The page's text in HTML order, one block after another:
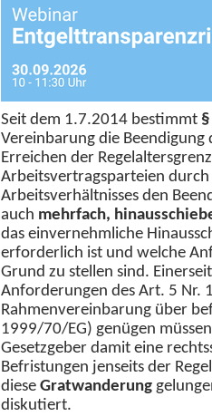
Seit dem 1.7.2014 bestimmt
Vereinbarung die Beendigung
Erreichen der
Arbeitsvertragsparteien
Arbeitsverhältnisses den
auch mehrfach,
das einvernehmliche
erforderlich ist und welche
Grund zu stellen sind.
Anforderungen des Art. 5 Nr.
Rahmenvereinbarung über
1999/70/EG) genügen
Gesetzgeber damit eine
Befristungen jenseits der
diese Gratwanderung
diskutiert.